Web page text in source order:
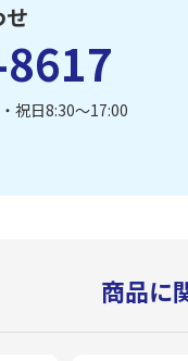
祝日8:30〜17:00
商品に